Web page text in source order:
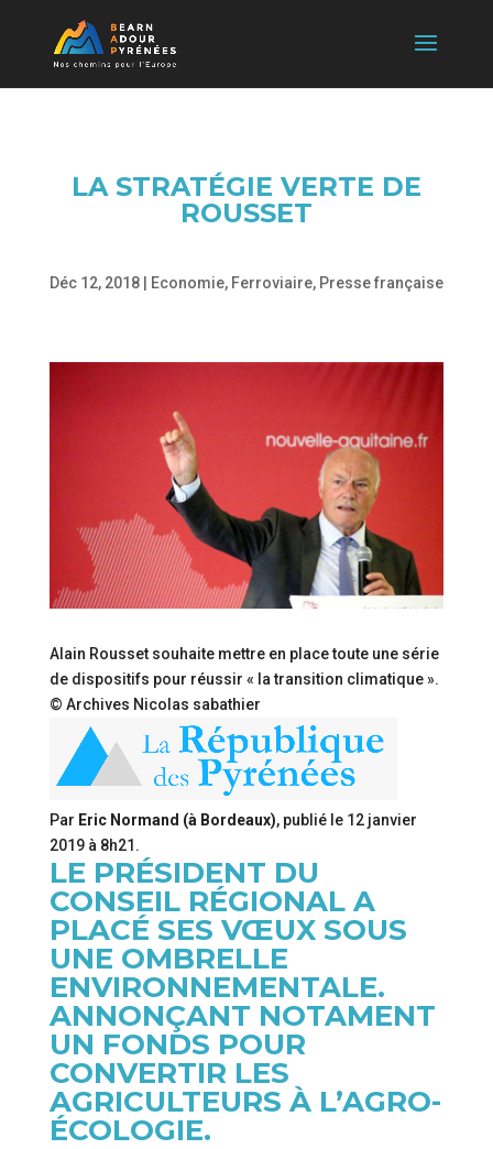
LA STRATÉGIE VERTE DE
ROUSSET
Déc 12, 2018| Economie, Ferroviaire, Presse française
Alain Rousset souhaite mettre en place toute une série
de dispositifs pour réussir « la transition climatique ».
© Archives Nicolas sabathier
Par Eric Normand (à Bordeaux), publié le 12 janvier
2019 à 8h21 .
LE PRÉSIDENT DU
CONSEIL RÉGIONAL A
PLACÉ SES VŒUX SOUS
UNE OMBRELLE
ENVIRONNEMENTALE.
ANNONÇANT NOTAMENT
UN FONDS POUR
CONVERTIR LES
AGRICULTEURS À L’AGRO-
ÉCOLOGIE.